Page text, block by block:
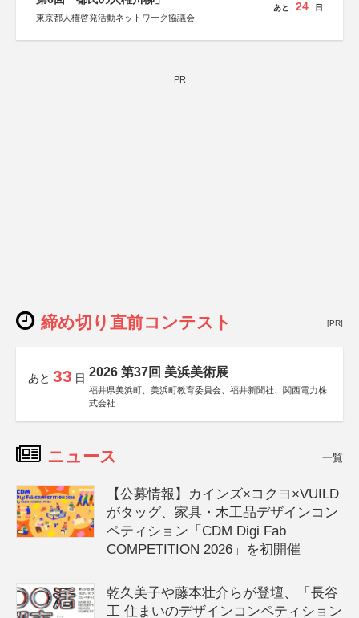
東京都人権啓発活動ネットワーク協議会
あと 24 日
PR
締め切り直前コンテスト [PR]
あと 33 日 2026 第37回 美浜美術展
福井県美浜町、美浜町教育委員会、福井新聞社、関西電力株
式会社
ニュース 一覧
【公募情報】カインズ×コクヨ×VUILD
がタッグ、家具・木工品デザインコン
ペティション「CDM Digi Fab
COMPETITION 2026」を初開催
乾久美子や藤本壮介らが登壇、「長谷
工 住まいのデザインコンペティション